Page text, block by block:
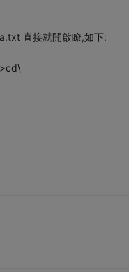
直接就開啟瞭,如下: